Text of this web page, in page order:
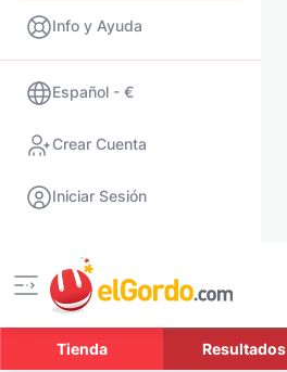
Info y Ayuda
Español - €
Crear Cuenta
Iniciar Sesión
Tienda Resultados